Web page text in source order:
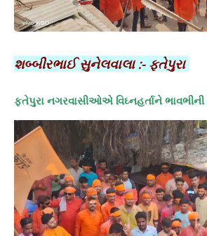
શબ્બીરભાઈ સુનેલવાલા :- ફતેપુરા
ફતેપુરા નગરવાસીઓએ વિઘ્નહર્તાને